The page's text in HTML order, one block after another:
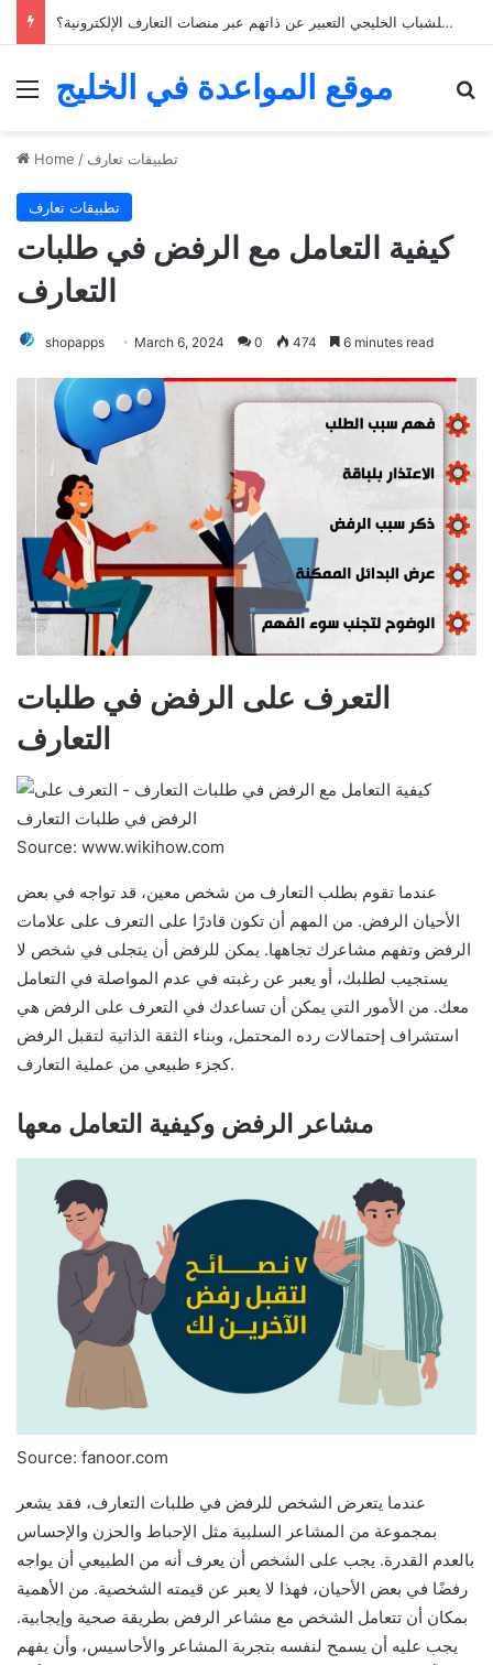
كيف يمكن للشباب الخليجي التعبير عن ذاتهم عبر منصات التعارف الإلكترونية؟
Menu
موقع المواعدة في الخليج
Home / تطبيقات تعارف
تطبيقات تعارف
كيفية التعامل مع الرفض في طلبات
التعارف
shopapps March 6, 2024 0 474 6 minutes read
التعرف على الرفض في طلبات
التعارف
Source: www.wikihow.com
عندما تقوم بطلب التعارف من شخص معين، قد تواجه في بعض
الأحيان الرفض. من المهم أن تكون قادرًا على التعرف على علامات
الرفض وتفهم مشاعرك تجاهها. يمكن للرفض أن يتجلى في شخص لا
يستجيب لطلبك، أو يعبر عن رغبته في عدم المواصلة في التعامل
معك. من الأمور التي يمكن أن تساعدك في التعرف على الرفض هي
استشراف إحتمالات رده المحتمل، وبناء الثقة الذاتية لتقبل الرفض
كجزء طبيعي من عملية التعارف.
مشاعر الرفض وكيفية التعامل معها
Source: fanoor.com
عندما يتعرض الشخص للرفض في طلبات التعارف، فقد يشعر
بمجموعة من المشاعر السلبية مثل الإحباط والحزن والإحساس
بالعدم القدرة. يجب على الشخص أن يعرف أنه من الطبيعي أن يواجه
رفضًا في بعض الأحيان، فهذا لا يعبر عن قيمته الشخصية. من الأهمية
بمكان أن تتعامل الشخص مع مشاعر الرفض بطريقة صحية وإيجابية.
يجب عليه أن يسمح لنفسه بتجربة المشاعر والأحاسيس، وأن يفهم